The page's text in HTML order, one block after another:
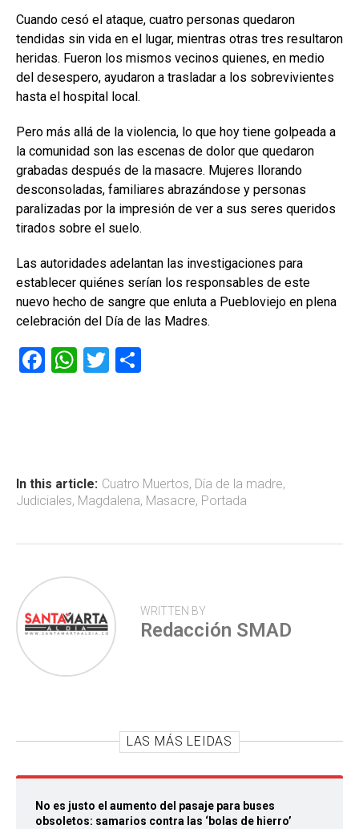
Cuando cesó el ataque, cuatro personas quedaron
tendidas sin vida en el lugar, mientras otras tres resultaron
heridas. Fueron los mismos vecinos quienes, en medio
del desespero, ayudaron a trasladar a los sobrevivientes
hasta el hospital local.
Pero más allá de la violencia, lo que hoy tiene golpeada a
la comunidad son las escenas de dolor que quedaron
grabadas después de la masacre. Mujeres llorando
desconsoladas, familiares abrazándose y personas
paralizadas por la impresión de ver a sus seres queridos
tirados sobre el suelo.
Las autoridades adelantan las investigaciones para
establecer quiénes serían los responsables de este
nuevo hecho de sangre que enluta a Puebloviejo en plena
celebración del Día de las Madres.
F
ok
W
p
p
T
tir
In this article: Cuatro Muertos, Día de la madre,
Judiciales, Magdalena, Masacre, Portada
WRITTEN BY
Redacción SMAD
LAS MÁS LEIDAS
No es justo el aumento del pasaje para buses
obsoletos: samarios contra las ‘bolas de hierro’